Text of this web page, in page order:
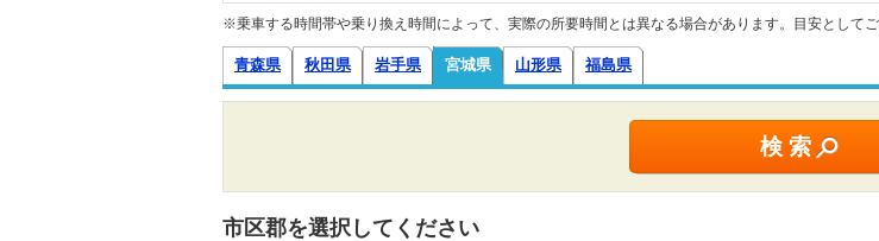
※乗車する時間帯や乗り換え時間によって、実際の所要時間とは異なる場合があります。目安としてご
青森県 秋田県 岩手県 宮城県 山形県 福島県
市区郡を選択してください